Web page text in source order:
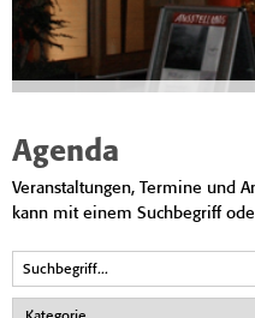
Agenda
Veranstaltungen, Termine und
kann mit einem Suchbegriff